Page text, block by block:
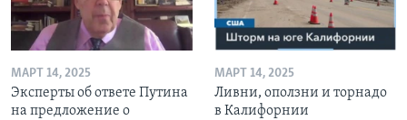
МАРТ 14, 2025
Эксперты об ответе Путина
на предложение о
МАРТ 14, 2025
Ливни, оползни и торнадо
в Калифорнии